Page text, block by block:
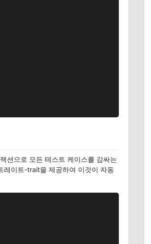
션으로 모든 테스트 케이스를 감싸는
레이트-trait을 제공하여 이것이 자동